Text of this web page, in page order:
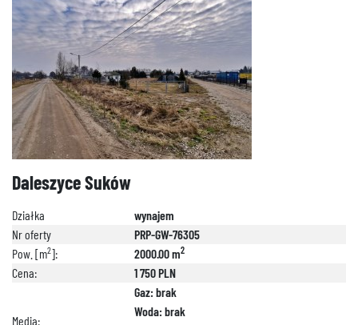
Daleszyce Suków
Działka
wynajem
Nr oferty
PRP-GW-76305
Pow. [m2]: 2000.00 m2
Cena: 1 750 PLN
Media:
Gaz: brak
Woda: brak
692 024 827